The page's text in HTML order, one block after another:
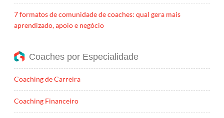
7 formatos de comunidade de coaches: qual gera mais
aprendizado, apoio e negócio
Coaches por Especialidade
Coaching de Carreira
Coaching Financeiro